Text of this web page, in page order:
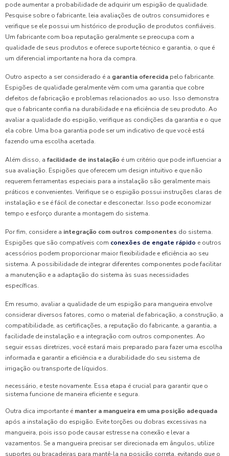
pode aumentar a probabilidade de adquirir um espigão de qualidade.
Pesquise sobre o fabricante, leia avaliações de outros consumidores e
verifique se ele possui um histórico de produção de produtos confiáveis.
Um fabricante com boa reputação geralmente se preocupa com a
qualidade de seus produtos e oferece suporte técnico e garantia, o que é
um diferencial importante na hora da compra.
Outro aspecto a ser considerado é a garantia oferecida pelo fabricante.
Espigões de qualidade geralmente vêm com uma garantia que cobre
defeitos de fabricação e problemas relacionados ao uso. Isso demonstra
que o fabricante confia na durabilidade e na eficiência de seu produto. Ao
avaliar a qualidade do espigão, verifique as condições da garantia e o que
ela cobre. Uma boa garantia pode ser um indicativo de que você está
fazendo uma escolha acertada.
Além disso, afacilidade de instalação é um critério que pode influenciar a
sua avaliação. Espigões que oferecem um design intuitivo e que não
requerem ferramentas especiais para a instalação são geralmente mais
práticos e convenientes. Verifique se o espigão possui instruções claras de
instalação e se é fácil de conectar e desconectar. Isso pode economizar
tempo e esforço durante a montagem do sistema.
Por fim, considere a integração com outros componentes do sistema.
Espigões que são compatíveis com conexões de engate rápido e outros
acessórios podem proporcionar maior flexibilidade e eficiência ao seu
sistema. A possibilidade de integrar diferentes componentes pode facilitar
a manutenção e a adaptação do sistema às suas necessidades
específicas.
Em resumo, avaliar a qualidade de um espigão para mangueira envolve
considerar diversos fatores, como o material de fabricação, a construção, a
compatibilidade, as certificações, a reputação do fabricante, a garantia, a
facilidade de instalação e a integração com outros componentes. Ao
seguir essas diretrizes, você estará mais preparado para fazer uma escolha
informada e garantir a eficiência e a durabilidade do seu sistema de
irrigação ou transporte de líquidos.
necessário, e teste novamente. Essa etapa é crucial para garantir que o
sistema funcione de maneira eficiente e segura.
Outra dica importante é manter a mangueira em uma posição adequada
após a instalação do espigão. Evite torções ou dobras excessivas na
mangueira, pois isso pode causar estresse na conexão e levar a
vazamentos. Se a mangueira precisar ser direcionada em ângulos, utilize
suportes ou braçadeiras para mantê-la na posição correta, evitando que o